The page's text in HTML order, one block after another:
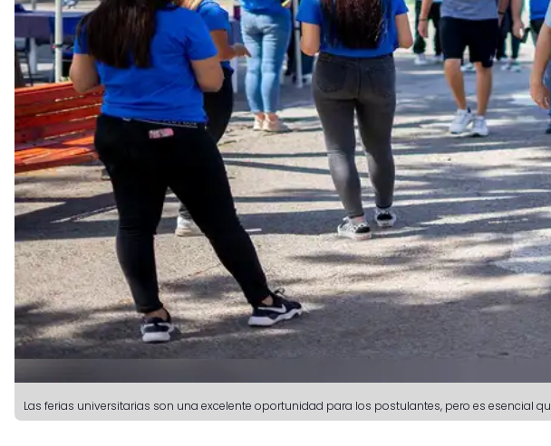
Las ferias universitarias son una excelente oportunidad para los postulantes, pero es esencial